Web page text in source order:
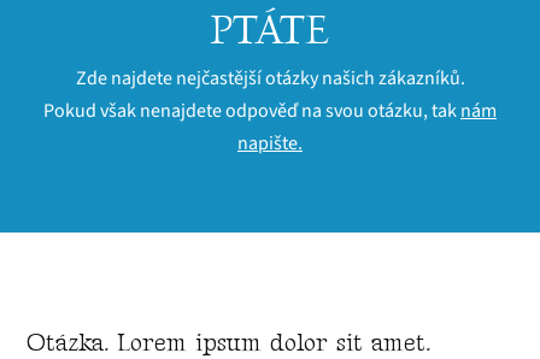
PTÁTE
Zde najdete nejčastější otázky našich zákazníků.
Pokud však nenajdete odpověď na svou otázku, taknám
napište.
Otázka. Lorem ipsum dolor sit amet.